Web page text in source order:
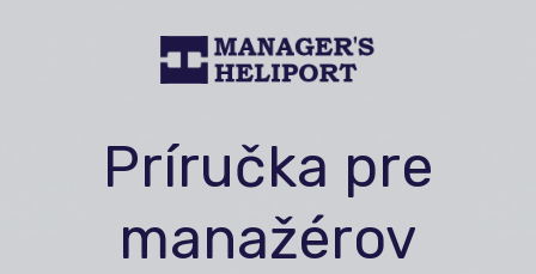
Príručka pre
manažérov